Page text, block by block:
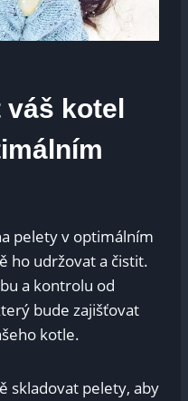
kotel
pelety v optimálním
ho udržovat a čistit.
a kontrolu od
bude zajišťovat
kotle.
skladovat pelety, aby